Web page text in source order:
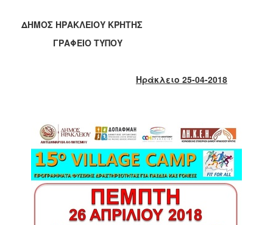
2020
2019
2013
2012
2011
ΔΗΜΟΣ ΗΡΑΚΛΕΙΟΥ ΚΡΗΤΗΣ
ΓΡΑΦΕΙΟ ΤΥΠΟΥ
Ηράκλειο 25-04-2018